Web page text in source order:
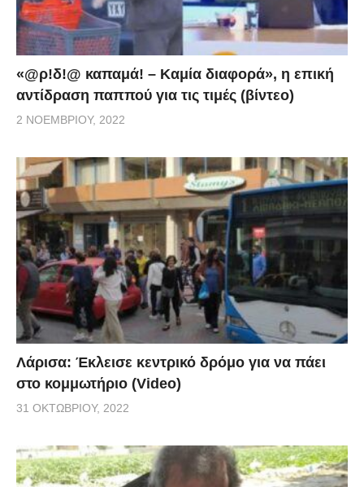
«@ρ!δ!@ καπαμά! – Καμία διαφορά», η επική
αντίδραση παππού για τις τιμές (βίντεο)
2 ΝΟΕΜΒΡΊΟΥ, 2022
Λάρισα: Έκλεισε κεντρικό δρόμο για να πάει
στο κομμωτήριο (Video)
31 ΟΚΤΩΒΡΊΟΥ, 2022